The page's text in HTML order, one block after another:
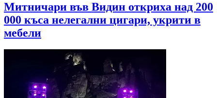
Митничари във Видин откриха над 200
000 къса нелегални цигари, укрити в
мебели